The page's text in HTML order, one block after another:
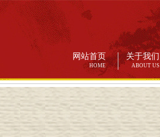
网站首页
HOME
关于我们
ABOUT US